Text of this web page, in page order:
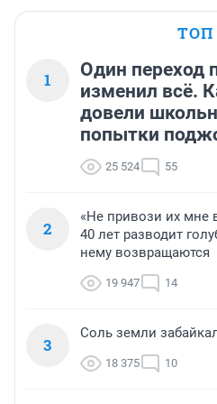
ТОП
1
Один переход
изменил всё.
довели
попытки
25 524 55
2
«Не привози их мне
40 лет разводит
нему возвращаются
19 947 14
3
Соль земли
18 375 10